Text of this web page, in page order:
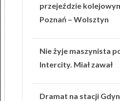
przejeździe
Poznań – Wolsztyn
Nie żyje maszynista
Intercity. Miał zawał
Dramat na stacji